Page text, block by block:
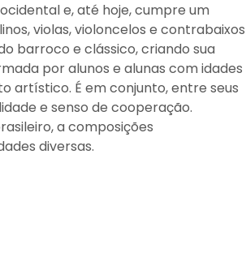
e, até hoje, cumpre um
violas, violoncelos e contrabaixos
barroco e clássico, criando sua
por alunos e alunas com idades
artístico. É em conjunto, entre seus
e senso de cooperação.
a composições
diversas.